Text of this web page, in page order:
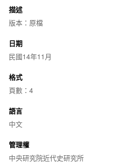
描述
版本：原檔
日期
民國14年11月
格式
頁數：4
語言
中文
管理權
中央研究院近代史研究所